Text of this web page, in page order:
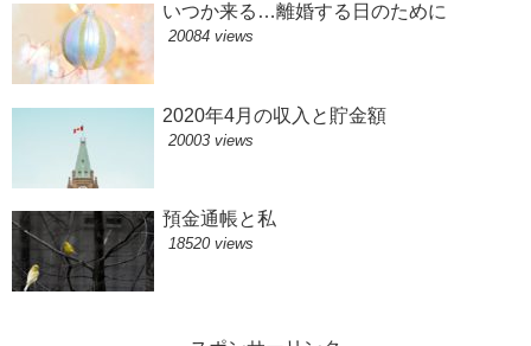
いつか来る…離婚する日のために
20084 views
2020年4月の収入と貯金額
20003 views
預金通帳と私
18520 views